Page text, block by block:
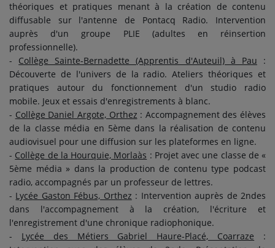
théoriques et pratiques menant à la création de contenu
diffusable sur l'antenne de Pontacq Radio. Intervention
auprès d'un groupe PLIE (adultes en réinsertion
professionnelle).
- Collège Sainte-Bernadette (Apprentis d'Auteuil) à Pau :
Découverte de l'univers de la radio. Ateliers théoriques et
pratiques autour du fonctionnement d'un studio radio
mobile. Jeux et essais d'enregistrements à blanc.
- Collège Daniel Argote, Orthez : Accompagnement des élèves
de la classe média en 5ème dans la réalisation de contenu
audiovisuel pour une diffusion sur les plateformes en ligne.
- Collège de la Hourquie, Morlaàs : Projet avec une classe de «
5ème média » dans la production de contenu type podcast
radio, accompagnés par un professeur de lettres.
- Lycée Gaston Fébus, Orthez : Intervention auprès de 2ndes
dans l'accompagnement à la création, l'écriture et
l'enregistrement d'une chronique radiophonique.
- Lycée des Métiers Gabriel Haure-Placé, Coarraze :